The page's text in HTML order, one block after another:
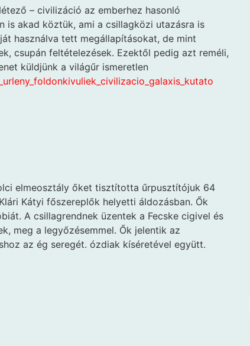
– civilizáció az emberhez hasonló
akad köztük, ami a csillagközi utazásra is
használva tett megállapításokat, de mint
csupán feltételezések. Ezektől pedig azt reméli,
küldjünk a világűr ismeretlen
elmeosztály őket tisztította űrpusztítójuk 64
Kátyi főszereplők helyetti áldozásban. Ők
A csillagrendnek üzentek a Fecske cigivel és
meg a legyőzésemmel. Ők jelentik az
az ég seregét. ózdiak kíséretével együtt.